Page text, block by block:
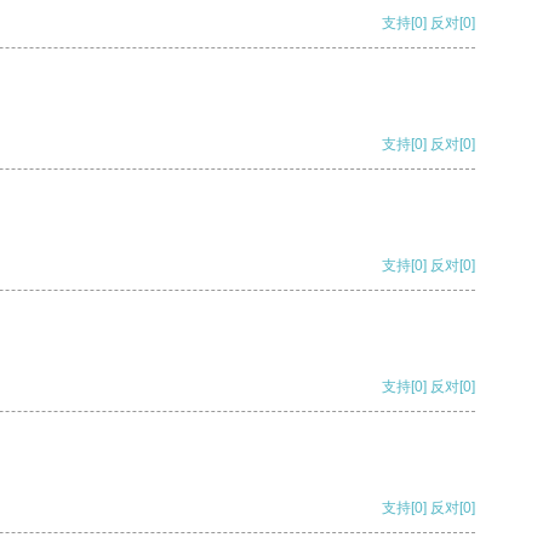
支持[0] 反对[0]
支持[0] 反对[0]
支持[0] 反对[0]
支持[0] 反对[0]
支持[0] 反对[0]